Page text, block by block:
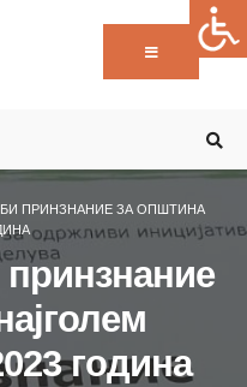
ПРИНЗНАНИЕ ЗА ОПШТИНА
година